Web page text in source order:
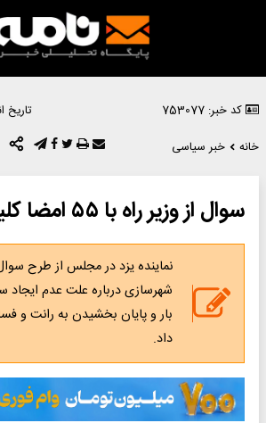
کد خبر: 753077 تاریخ
خانه
خبر سیاسی
سوال از وزیر راه با ۵۵ امضا کلید خورد
نماینده یزد در مجلس از طرح
شهرسازی درباره علت عدم ایجاد
بار و پایان بخشیدن به رانت و
داد.